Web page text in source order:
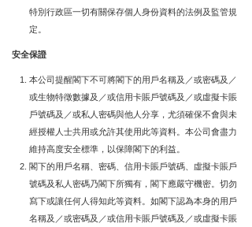
特別行政區一切有關保存個人身份資料的法例及監管規
定。
安全保證
本公司提醒閣下不可將閣下的用戶名稱及／或密碼及／
或生物特徵數據及／或信用卡賬戶號碼及／或虛擬卡賬
戶號碼及／或私人密碼與他人分享，尤須確保不會與未
經授權人士共用或允許其使用此等資料。本公司會盡力
維持高度安全標準，以保障閣下的利益。
閣下的用戶名稱、密碼、信用卡賬戶號碼、虛擬卡賬戶
號碼及私人密碼乃閣下所獨有，閣下應嚴守機密。切勿
寫下或讓任何人得知此等資料。如閣下認為本身的用戶
名稱及／或密碼及／或信用卡賬戶號碼及／或虛擬卡賬